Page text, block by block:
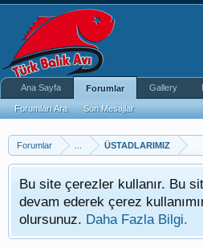
Forumlar ÜSTADLARIMIZ
Bu site çerezler kullanır. Bu
devam ederek çerez
olursunuz. Daha Fazla Bilgi.
Ana Sayfa Forumlar
Forumları Ara Son Mesajlar
Gallery